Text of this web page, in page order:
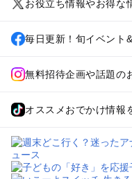
お役立ち情報やお得な
毎日更新！旬イベント
無料招待企画や話題の
オススメおでかけ情報